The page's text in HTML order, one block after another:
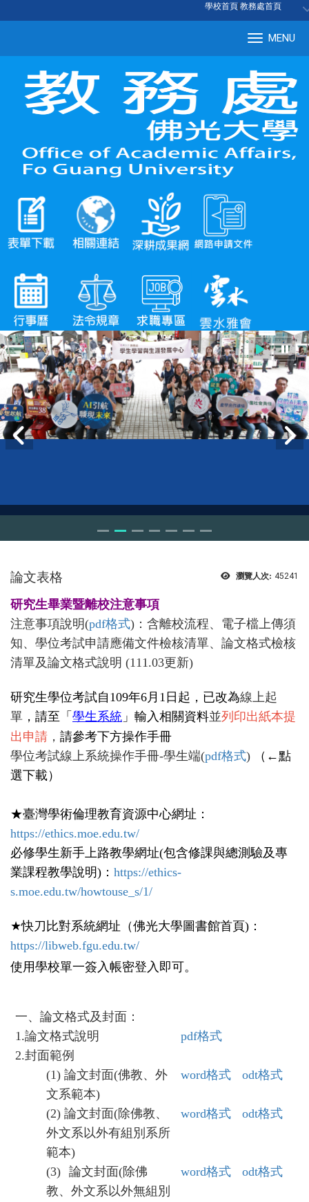
學校首頁 教務處首頁
MENU
瀏覽人次: 45241
論文表格
研究生畢業暨離校注意事項
注意事項說明(pdf格式) ：含離校流程、電子檔上傳須
知、學位考試申請應備文件檢核清單、論文格式檢核
清單及論文格式說明 (111.03更新)
研究生學位考試自109年6月1日起，已改為線上起
單 ，請至 「 學生系統 」 輸入相關資料並列印出紙本提
出申請 ， 請參考下方操作手冊
學位考試線上系統操作手冊-學生端(pdf格式)
（←點
選下載）
★臺灣學術倫理教育資源中心網址：
https://ethics.moe.edu.tw/
必修學生新手上路教學網址(包含修課與總測驗及專
業課程教學說明)： https://ethics-
s.moe.edu.tw/howtouse_s/1/
★快刀比對系統網址（佛光大學圖書館首頁)：
https://libweb.fgu.edu.tw/
使用學校單一簽入帳密登入即可。
一、論文格式及封面：
1.論文格式說明 pdf格式
2.封面範例
(1) 論文封面(佛教、外
文系範本)
word格式 odt格式
(2) 論文封面(除佛教、
外文系以外有組別系所
範本)
word格式 odt格式
(3) 論文封面(除佛
教、外文系以外無組別
word格式 odt格式